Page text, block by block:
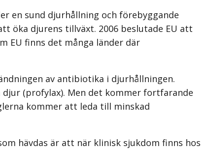
en sund djurhållning och förebyggande
öka djurens tillväxt. 2006 beslutade EU att
finns det många länder där
av antibiotika i djurhållningen.
(profylax). Men det kommer fortfarande
kommer att leda till minskad
hävdas är att när klinisk sjukdom finns hos